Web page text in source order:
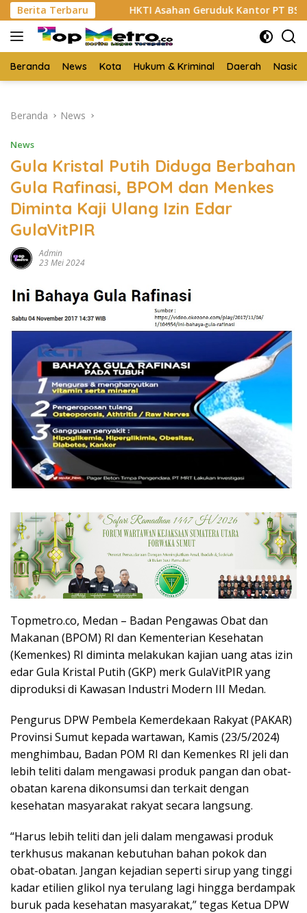
Langsung
ke
konten
Berita TerbaruHKTI Asahan Geruduk Kantor PT BSP Kisaran
Beranda News Kota Hukum & Kriminal Daerah
Beranda News
News
Gula Kristal Putih Diduga Berbahan
Gula Rafinasi, BPOM dan Menkes
Diminta Kaji Ulang Izin Edar
GulaVitPIR
Admin
23 Mei 2024
Topmetro.co, Medan – Badan Pengawas Obat dan
Makanan (BPOM) RI dan Kementerian Kesehatan
(Kemenkes) RI diminta melakukan kajian uang atas izin
edar Gula Kristal Putih (GKP) merk GulaVitPIR yang
diproduksi di Kawasan Industri Modern III Medan.
Pengurus DPW Pembela Kemerdekaan Rakyat (PAKAR)
Provinsi Sumut kepada wartawan, Kamis (23/5/2024)
menghimbau, Badan POM RI dan Kemenkes RI jeli dan
lebih teliti dalam mengawasi produk pangan dan obat-
obatan karena dikonsumsi dan terkait dengan
kesehatan masyarakat rakyat secara langsung.
“Harus lebih teliti dan jeli dalam mengawasi produk
terkhusus makanan kebutuhan bahan pokok dan
obat-obatan. Jangan kejadian seperti sirup yang tinggi
kadar etilien glikol nya terulang lagi hingga berdampak
buruk pada kesehatan masyarakat,” tegas Ketua DPW